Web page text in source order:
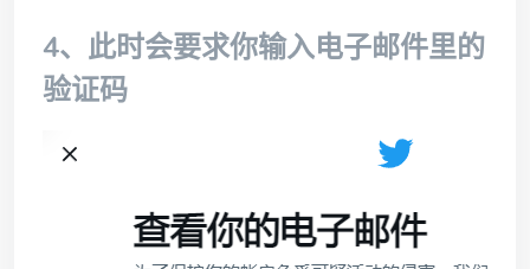
4、此时会要求你输入电子邮件里的
验证码